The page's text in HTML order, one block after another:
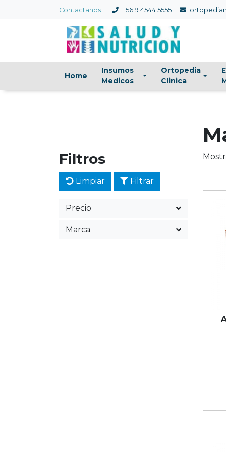
Contactanos : +56 9 4544 5555
Home
Insumos
Medicos
Ortopedia
Clinica
Filtros
Limpiar Filtrar
Precio
Marca